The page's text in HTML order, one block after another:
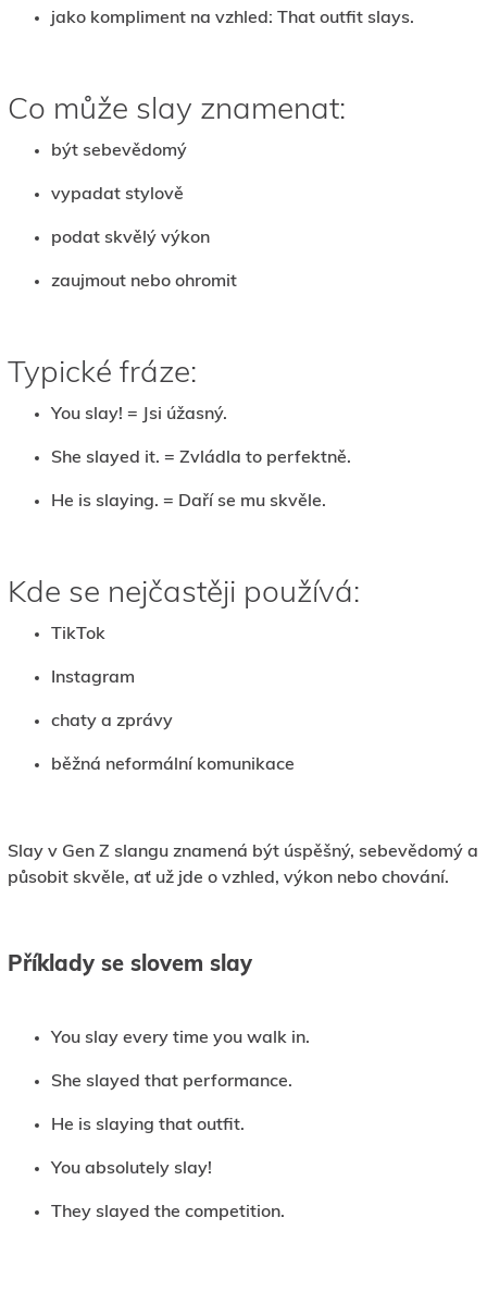
jako kompliment na vzhled: That outfit slays.
Co může slay znamenat:
být sebevědomý
vypadat stylově
podat skvělý výkon
zaujmout nebo ohromit
Typické fráze:
You slay! = Jsi úžasný.
She slayed it. = Zvládla to perfektně.
He is slaying. = Daří se mu skvěle.
Kde se nejčastěji používá:
TikTok
Instagram
chaty a zprávy
běžná neformální komunikace
Slay v Gen Z slangu znamená být úspěšný, sebevědomý a
působit skvěle, ať už jde o vzhled, výkon nebo chování.
Příklady se slovem slay
You slay every time you walk in.
She slayed that performance.
He is slaying that outfit.
You absolutely slay!
They slayed the competition.